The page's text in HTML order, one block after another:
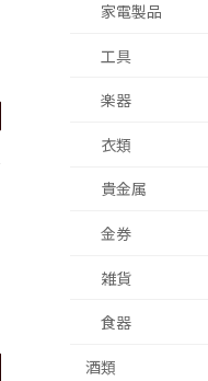
家電製品
工具
楽器
衣類
貴金属
金券
雑貨
食器
酒類